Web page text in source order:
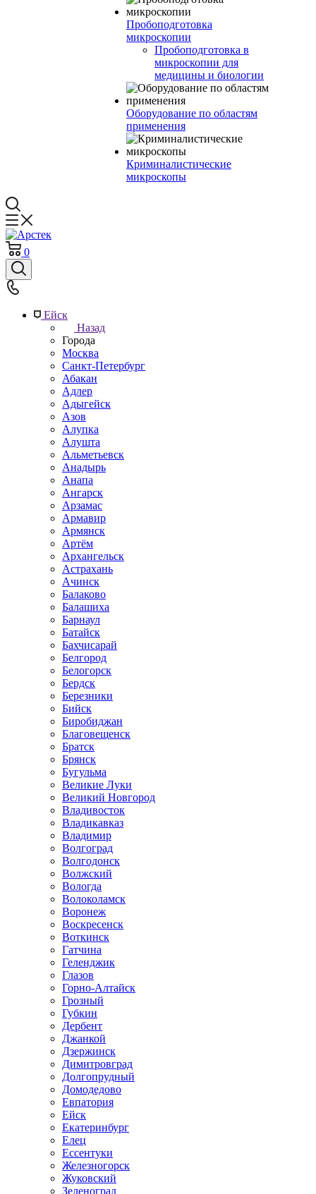
Пробоподготовка
микроскопии
Пробоподготовка в
микроскопии для
медицины и биологии
Оборудование по областям
применения
Криминалистические
микроскопы
0
Ейск
Назад
Города
Москва
Санкт-Петербург
Абакан
Адлер
Адыгейск
Азов
Алупка
Алушта
Альметьевск
Анадырь
Анапа
Ангарск
Арзамас
Армавир
Армянск
Артём
Архангельск
Астрахань
Ачинск
Балаково
Балашиха
Барнаул
Батайск
Бахчисарай
Белгород
Белогорск
Бердск
Березники
Бийск
Биробиджан
Благовещенск
Братск
Брянск
Бугульма
Великие Луки
Великий Новгород
Владивосток
Владикавказ
Владимир
Волгоград
Волгодонск
Волжский
Вологда
Волоколамск
Воронеж
Воскресенск
Воткинск
Гатчина
Геленджик
Глазов
Горно-Алтайск
Грозный
Губкин
Дербент
Джанкой
Дзержинск
Димитровград
Долгопрудный
Домодедово
Евпатория
Ейск
Екатеринбург
Елец
Ессентуки
Железногорск
Жуковский
Зеленоград